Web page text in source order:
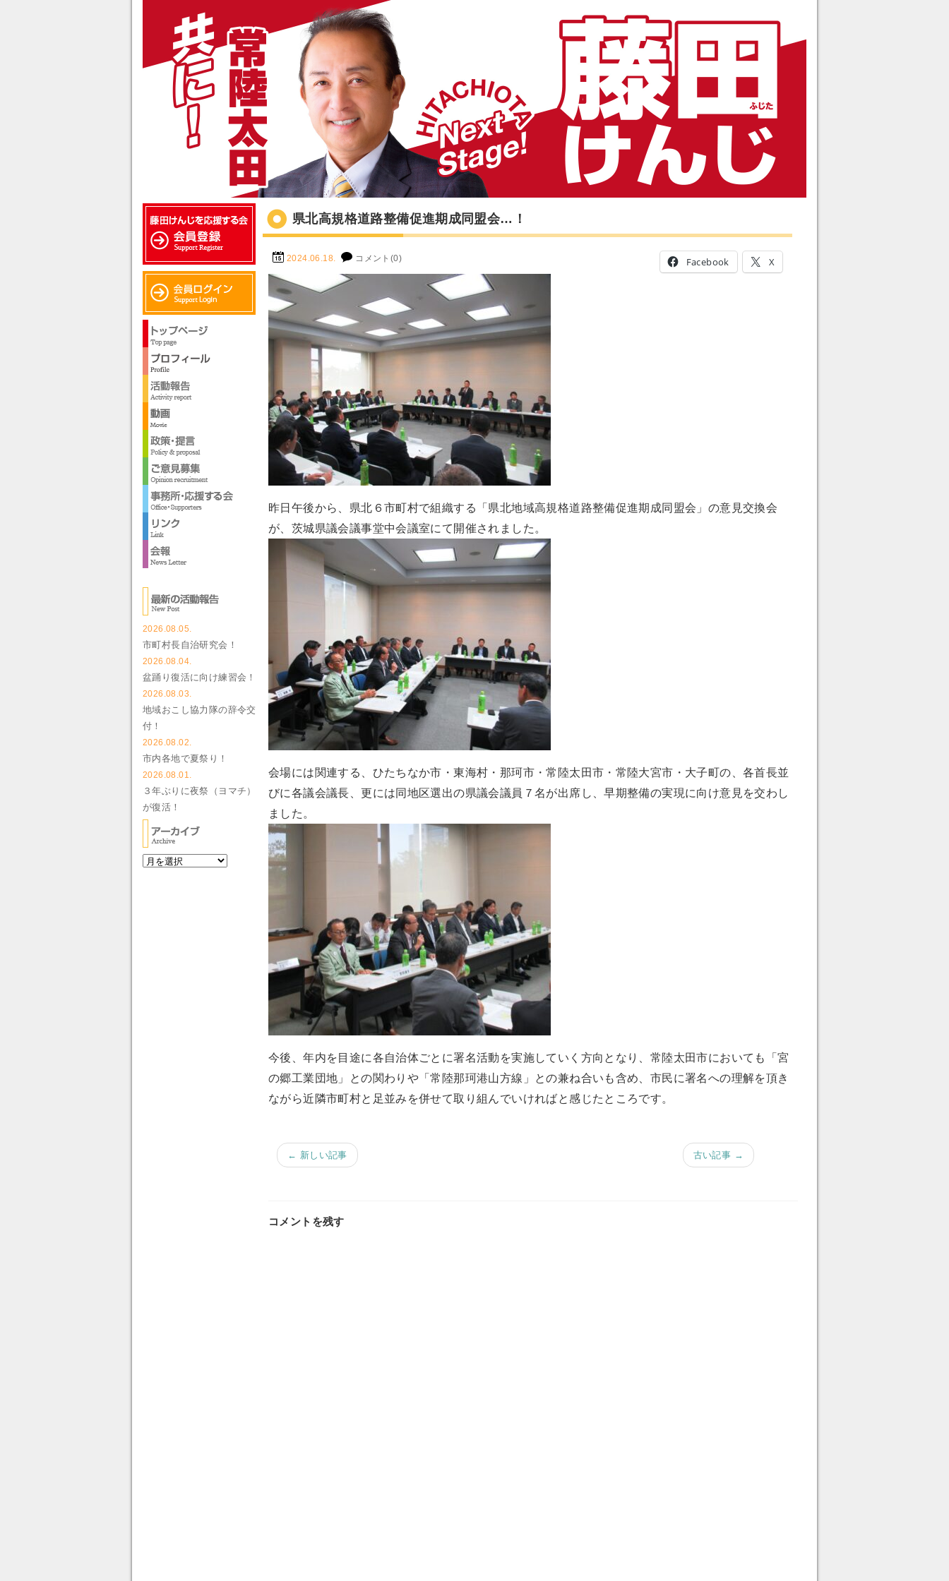
県北高規格道路整備促進期成同盟会…！
2024.06.18. コメント(0) Facebook X
昨日午後から、県北６市町村で組織する「県北地域高規格道路整備促進期成同盟会」の意見交換会
が、茨城県議会議事堂中会議室にて開催されました。
会場には関連する、ひたちなか市・東海村・那珂市・常陸太田市・常陸大宮市・大子町の、各首長並
びに各議会議長、更には同地区選出の県議会議員７名が出席し、早期整備の実現に向け意見を交わし
ました。
今後、年内を目途に各自治体ごとに署名活動を実施していく方向となり、常陸太田市においても「宮
の郷工業団地」との関わりや「常陸那珂港山方線」との兼ね合いも含め、市民に署名への理解を頂き
ながら近隣市町村と足並みを併せて取り組んでいければと感じたところです。
← 新しい記事 古い記事 →
コメントを残す
2026.08.05.
市町村長自治研究会！
2026.08.04.
盆踊り復活に向け練習会！
2026.08.03.
地域おこし協力隊の辞令交
付！
2026.08.02.
市内各地で夏祭り！
2026.08.01.
３年ぶりに夜祭（ヨマチ）
が復活！